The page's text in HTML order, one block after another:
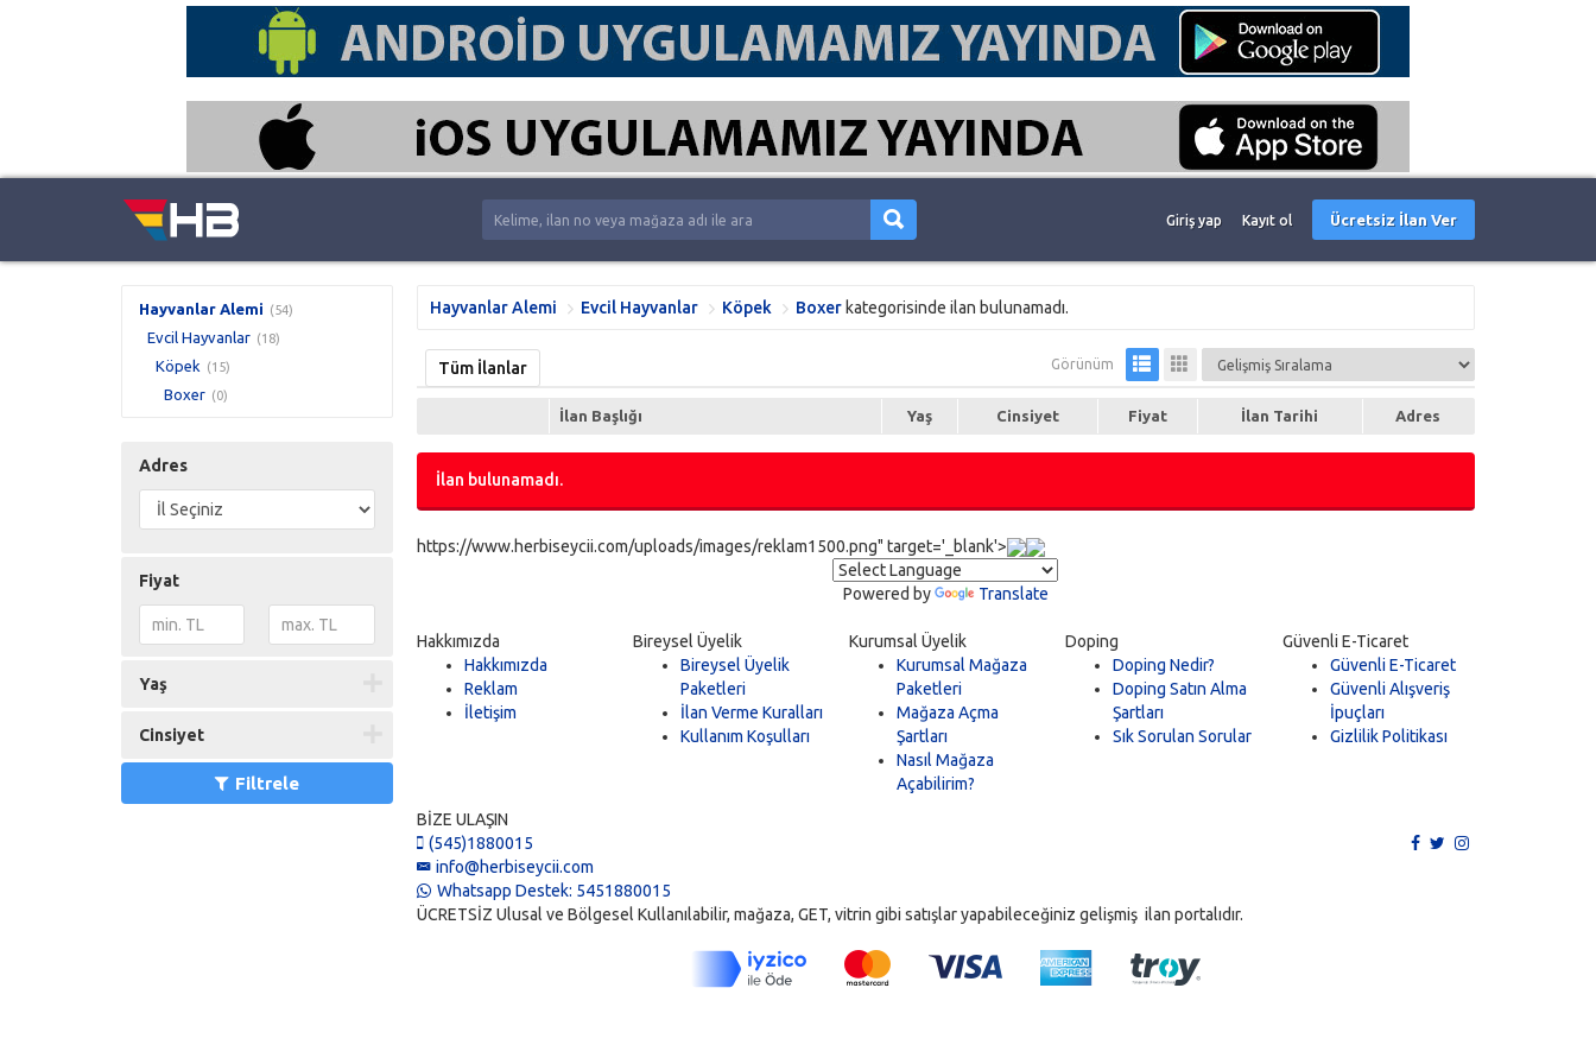
Giriş yap Kayıt ol Ücretsiz İlan Ver
Hayvanlar Alemi (54)
Evcil Hayvanlar (18)
Köpek (15)
Boxer (0)
Adres
Fiyat
Yaş
Cinsiyet
Filtrele
Hayvanlar Alemi Evcil Hayvanlar Köpek Boxer kategorisinde ilan bulunamadı.
Tüm İlanlar Görünüm
İlan Başlığı Yaş Cinsiyet Fiyat İlan Tarihi Adres
İlan bulunamadı.
https://www.herbiseycii.com/uploads/images/reklam1500.png" target='_blank'>
Powered by Translate
Hakkımızda
Hakkımızda
Reklam
İletişim
Bireysel Üyelik
Bireysel Üyelik
Paketleri
İlan Verme Kuralları
Kullanım Koşulları
Kurumsal Üyelik
Kurumsal Mağaza
Paketleri
Mağaza Açma
Şartları
Nasıl Mağaza
Açabilirim?
Doping
Doping Nedir?
Doping Satın Alma
Şartları
Sık Sorulan Sorular
Güvenli E-Ticaret
Güvenli E-Ticaret
Güvenli Alışveriş
İpuçları
Gizlilik Politikası
BİZE ULAŞIN
(545)1880015
info@herbiseycii.com
Whatsapp Destek: 5451880015
ÜCRETSİZ Ulusal ve Bölgesel Kullanılabilir, mağaza, GET, vitrin gibi satışlar yapabileceğiniz gelişmiş ilan portalıdır.